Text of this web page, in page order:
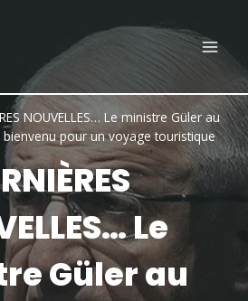
NOUVELLES… Le ministre Güler au
bienvenu pour un voyage touristique
Le
Güler au